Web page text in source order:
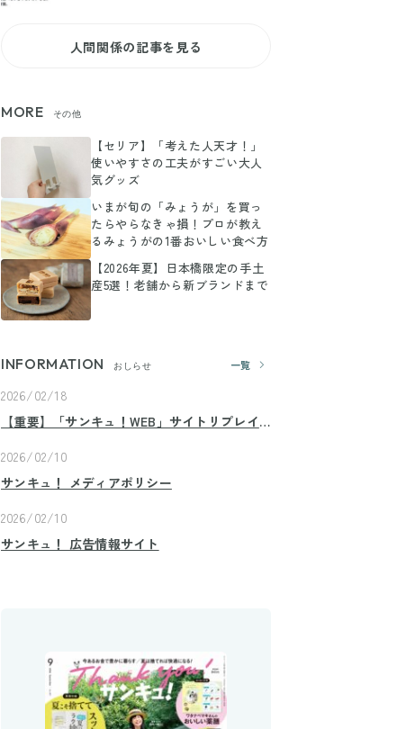
人間関係の記事を見る
MORE その他
【セリア】「考えた人天才！」
使いやすさの工夫がすごい大人
気グッズ
いまが旬の「みょうが」を買っ
たらやらなきゃ損！プロが教え
るみょうがの1番おいしい食べ方
【2026年夏】日本橋限定の手土
産5選！老舗から新ブランドまで
INFORMATION おしらせ 一覧
2026/02/18
【重要】「サンキュ！WEB」サイトリプレイ
2026/02/10
サンキュ！ メディアポリシー
2026/02/10
サンキュ！ 広告情報サイト